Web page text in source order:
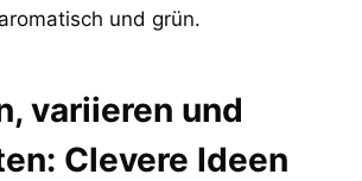
und grün.
variieren und
Clevere Ideen